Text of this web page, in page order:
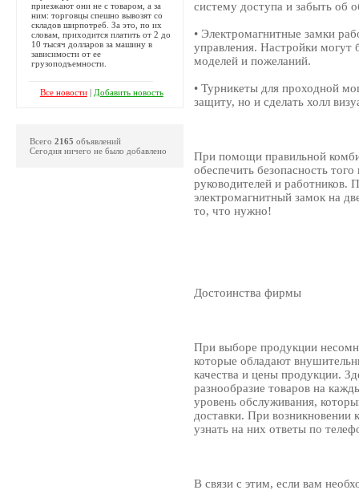
систему доступа и забыть об
• Электромагнитные замки
управления. Настройки могут
моделей и пожеланий.
• Турникеты для проходной
защиту, но и сделать холл
При помощи правильной
обеспечить безопасность
руководителей и работников.
электромагнитный замок на
то, что нужно!
Достоинства фирмы
При выборе продукции
которые обладают
качества и цены продукции.
разнообразие товаров на
уровень обслуживания,
доставки. При возникновении
узнать на них ответы по
В связи с этим, если вам
приезжают они не с товаром, а за
ним: торговцы спешно вывозят со
складов ширпотреб. За это, по их
словам, приходится платить от 2 до
10 тысяч долларов за машину в
зависимости от ее
грузоподъемности.
Все новости| Добавить новость
Всего 2165 объявлений
Сегодня ничего не было добавлено